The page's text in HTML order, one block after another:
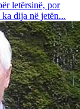
letërsinë, por
dija në jetën...